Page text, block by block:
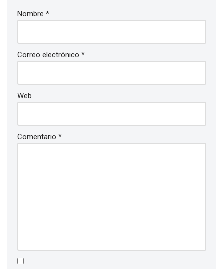
Nombre *
Correo electrónico *
Web
Comentario *